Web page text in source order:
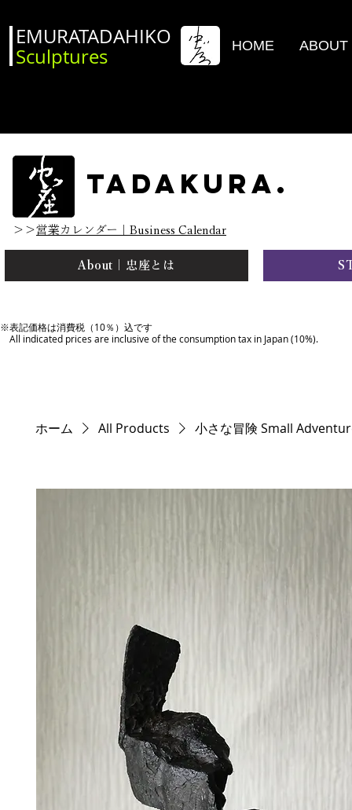
EMURATADAHIKO
Sculptures
HOME ABOUT
TADAKURA.
＞＞営業 カレンダー｜Business Calendar
About｜忠座とは
※表記価格は消費税（10％）込です
All indicated prices are inclusive of the consumption tax in Japan (10%).
ホーム All Products 小さな冒険 Small